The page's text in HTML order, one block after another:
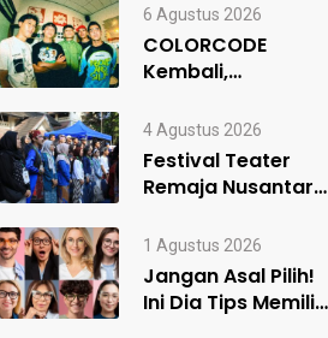
6 Agustus 2026
COLORCODE
Kembali,
Menuju Constant
Change
4 Agustus 2026
Festival Teater
Remaja Nusantara
Satukan Kelompok
Teater…
1 Agustus 2026
Jangan Asal Pilih!
Ini Dia Tips Memilih